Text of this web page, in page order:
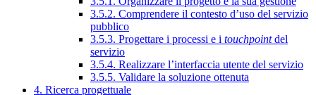
3.5.2. Comprendere il contesto d’uso del servizio
pubblico
3.5.3. Progettare i processi e i touchpointdel
servizio
3.5.4. Realizzare l’interfaccia utente del servizio
3.5.5. Validare la soluzione ottenuta
4. Ricerca progettuale